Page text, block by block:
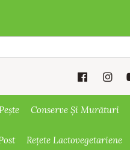
Conserve Și Murături
Rețete Lactovegetariene